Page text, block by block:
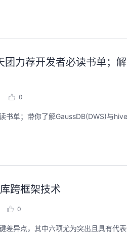
团力荐开发者必读书单；
0
书单；带你了解GaussDB(DWS)与
跨框架技术
0
异点，其中六项尤为突出且具有代表